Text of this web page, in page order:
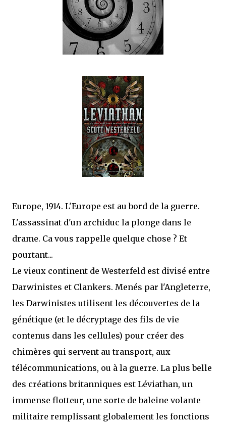
Europe, 1914. L'Europe est au bord de la guerre.
L'assassinat d'un archiduc la plonge dans le
drame. Ca vous rappelle quelque chose ? Et
pourtant...
Le vieux continent de Westerfeld est divisé entre
Darwinistes et Clankers. Menés par l'Angleterre,
les Darwinistes utilisent les découvertes de la
génétique (et le décryptage des fils de vie
contenus dans les cellules) pour créer des
chimères qui servent au transport, aux
télécommunications, ou à la guerre. La plus belle
des créations britanniques est Léviathan, un
immense flotteur, une sorte de baleine volante
militaire remplissant globalement les fonctions